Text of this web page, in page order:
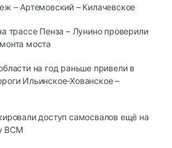
– Артемовский – Килачевское
трассе Пенза – Лунино проверили
моста
на год раньше привели в
Ильинское-Хованское –
доступ самосвалов ещё на
ВСМ